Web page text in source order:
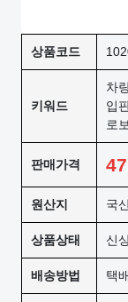
상품코드
키워드
차
입
로
판매가격
원산지 국
상품상태 신
배송방법 택